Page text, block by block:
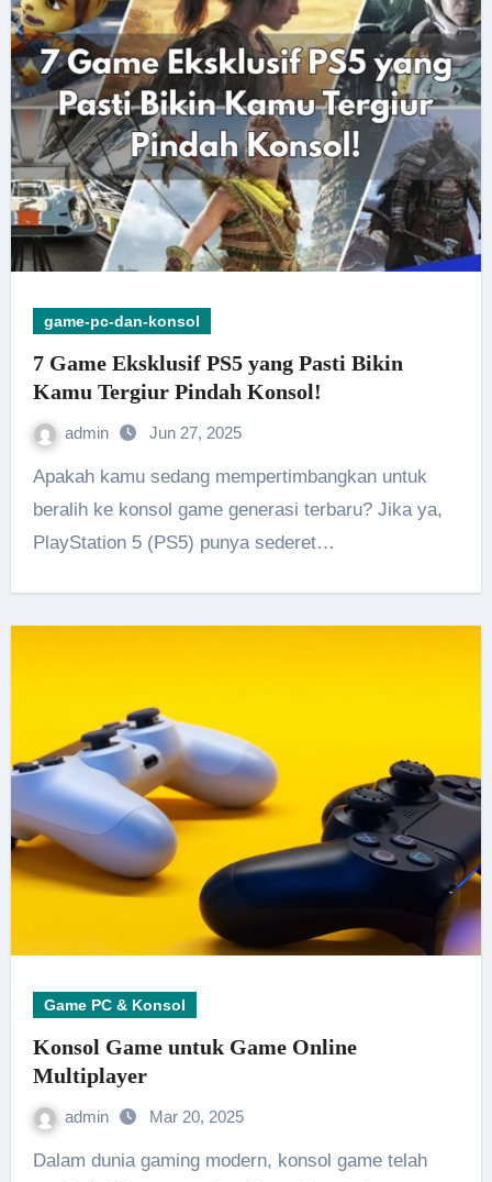
game-pc-dan-konsol
7 Game Eksklusif PS5 yang Pasti Bikin
Kamu Tergiur Pindah Konsol!
admin Jun 27, 2025
Apakah kamu sedang mempertimbangkan untuk
beralih ke konsol game generasi terbaru? Jika ya,
PlayStation 5 (PS5) punya sederet…
Game PC & Konsol
Konsol Game untuk Game Online
Multiplayer
admin Mar 20, 2025
Dalam dunia gaming modern, konsol game telah